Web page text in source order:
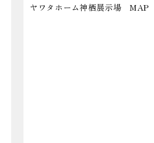
ヤワタホーム神栖展示場 MAP